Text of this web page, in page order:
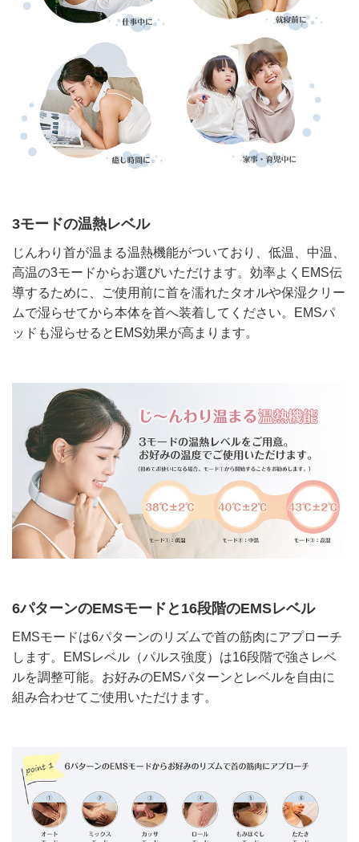
3モードの温熱レベル
じんわり首が温まる温熱機能がついており、低温、中温、
高温の3モードからお選びいただけます。効率よくEMS伝
導するために、ご使用前に首を濡れたタオルや保湿クリー
ムで湿らせてから本体を首へ装着してください。EMSパ
ッドも湿らせるとEMS効果が高まります。
6パターンのEMSモードと16段階のEMSレベル
EMSモードは6パターンのリズムで首の筋肉にアプローチ
します。EMSレベル（パルス強度）は16段階で強さレベ
ルを調整可能。お好みのEMSパターンとレベルを自由に
組み合わせてご使用いただけます。